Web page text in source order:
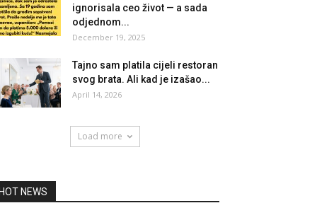
ignorisala ceo život — a sada
odjednom...
December 19, 2025
Tajno sam platila cijeli restoran
svog brata. Ali kad je izašao...
April 14, 2026
Load more
HOT NEWS